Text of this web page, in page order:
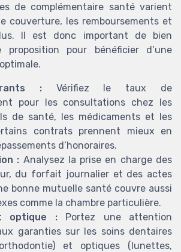
de complémentaire santé varient
couverture, les remboursements et
Il est donc important de bien
proposition pour bénéficier d’une
:Vérifiez le taux de
pour les consultations chez les
de santé, les médicaments et les
contrats prennent mieux en
d’honoraires.
: Analysez la prise en charge des
du forfait journalier et des actes
bonne mutuelle santé couvre aussi
comme la chambre particulière.
optique :Portez une attention
garanties sur les soins dentaires
et optiques (lunettes,